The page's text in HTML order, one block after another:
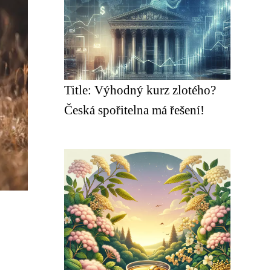
Title: Výhodný kurz zlotého?
Česká spořitelna má řešení!